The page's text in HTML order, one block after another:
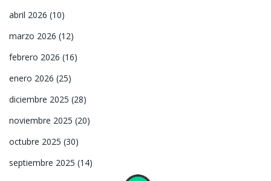
abril 2026 (10)
marzo 2026 (12)
febrero 2026 (16)
enero 2026 (25)
diciembre 2025 (28)
noviembre 2025 (20)
octubre 2025 (30)
septiembre 2025 (14)